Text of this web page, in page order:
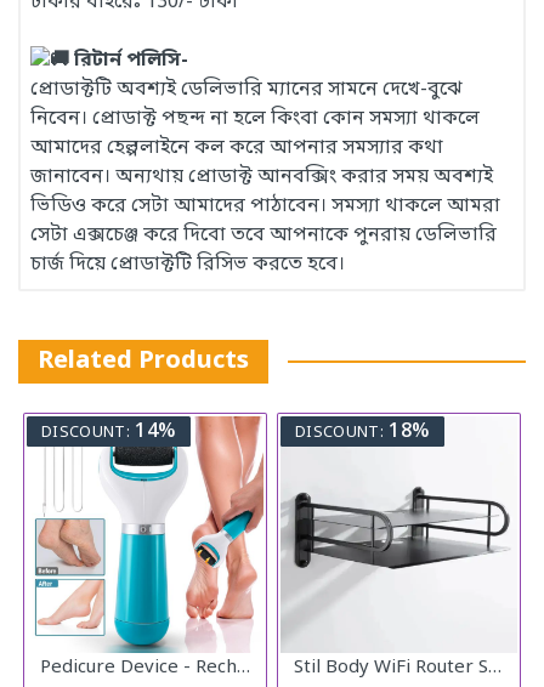
রিটার্ন পলিসি-
প্রোডাক্টটি অবশ্যই ডেলিভারি ম্যানের সামনে দেখে-বুঝে
নিবেন। প্রোডাক্ট পছন্দ না হলে কিংবা কোন সমস্যা থাকলে
আমাদের হেল্পলাইনে কল করে আপনার সমস্যার কথা
জানাবেন। অন্যথায় প্রোডাক্ট আনবক্সিং করার সময় অবশ্যই
ভিডিও করে সেটা আমাদের পাঠাবেন। সমস্যা থাকলে আমরা
সেটা এক্সচেঞ্জ করে দিবো তবে আপনাকে পুনরায় ডেলিভারি
চার্জ দিয়ে প্রোডাক্টটি রিসিভ করতে হবে।
Related Products
DISCOUNT: 14%
Pedicure Device - Rechargeable Callus Remover
DISCOUNT: 18%
Stil Body WiFi Router Stand- 2ly wall hanging